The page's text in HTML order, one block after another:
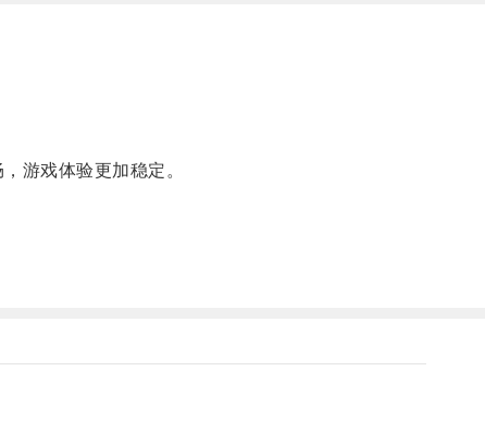
游戏体验更加稳定。